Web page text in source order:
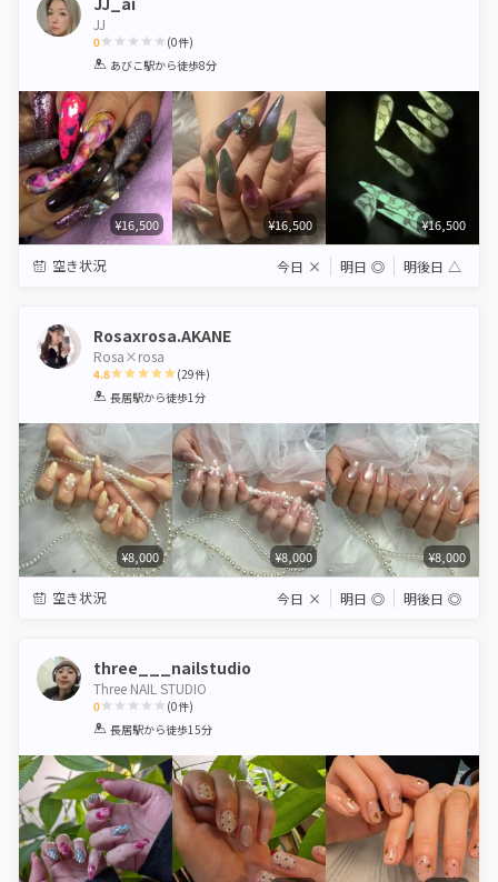
JJ
0
1 2 3 4 5
(0件)
あびこ駅から徒歩8分
¥16,500 ¥16,500 ¥16,500
空き状況 今日 × 明日 ◎ 明後日 △
Rosaxrosa.AKANE
Rosa×rosa
4.8
1 2 3 4 5
(29件)
長居駅から徒歩1分
¥8,000 ¥8,000 ¥8,000
空き状況 今日 × 明日 ◎ 明後日 ◎
three___nailstudio
Three NAIL STUDIO
0
1 2 3 4 5
(0件)
長居駅から徒歩15分